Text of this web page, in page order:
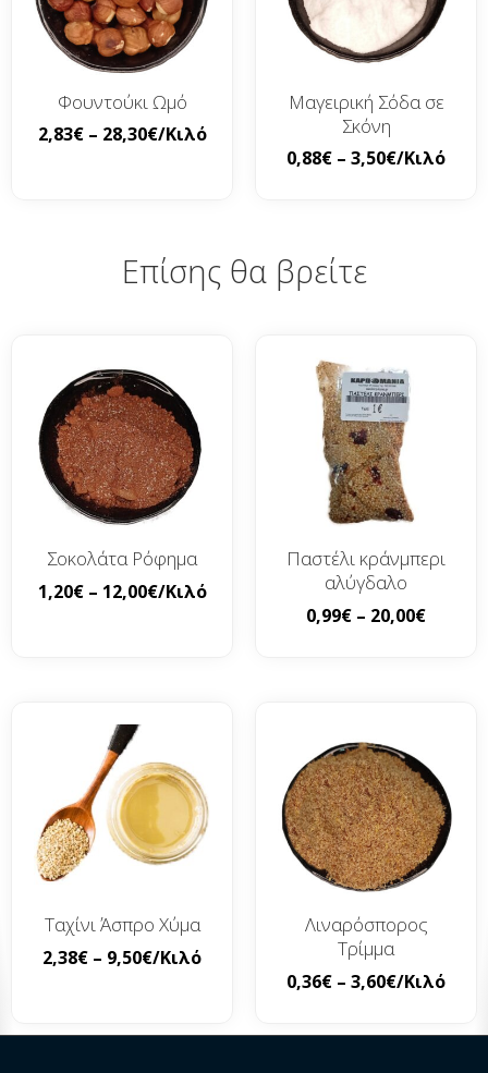
Φουντούκι Ωμό
2,83€ – 28,30€/Κιλό
Μαγειρική Σόδα σε
Σκόνη
0,88€ – 3,50€/Κιλό
Επίσης θα βρείτε
Σοκολάτα Ρόφημα
1,20€ – 12,00€/Κιλό
Παστέλι κράνμπερι
αλύγδαλο
0,99€ – 20,00€
Ταχίνι Άσπρο Χύμα
2,38€ – 9,50€/Κιλό
Λιναρόσπορος
Τρίμμα
0,36€ – 3,60€/Κιλό